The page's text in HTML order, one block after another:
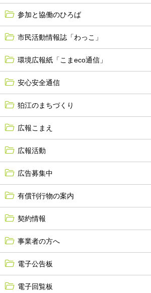
参加と協働のひろば
市民活動情報誌「わっこ」
環境広報紙「こまeco通信」
安心安全通信
狛江のまちづくり
広報こまえ
広報活動
広告募集中
有償刊行物の案内
契約情報
事業者の方へ
電子公告板
電子回覧板